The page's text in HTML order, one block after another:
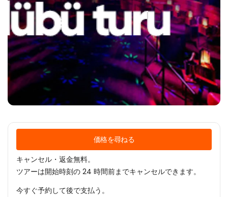
価格を尋ねる
キャンセル・返金無料。
ツアーは開始時刻の 24 時間前までキャンセルできます。
今すぐ予約して後で支払う。